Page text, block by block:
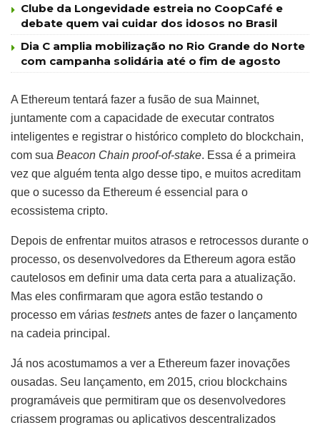
Clube da Longevidade estreia no CoopCafé e
debate quem vai cuidar dos idosos no Brasil
Dia C amplia mobilização no Rio Grande do Norte
com campanha solidária até o fim de agosto
A Ethereum tentará fazer a fusão de sua Mainnet,
juntamente com a capacidade de executar contratos
inteligentes e registrar o histórico completo do blockchain,
com sua Beacon Chain proof-of-stake. Essa é a primeira
vez que alguém tenta algo desse tipo, e muitos acreditam
que o sucesso da Ethereum é essencial para o
ecossistema cripto.
Depois de enfrentar muitos atrasos e retrocessos durante o
processo, os desenvolvedores da Ethereum agora estão
cautelosos em definir uma data certa para a atualização.
Mas eles confirmaram que agora estão testando o
processo em várias testnets antes de fazer o lançamento
na cadeia principal.
Já nos acostumamos a ver a Ethereum fazer inovações
ousadas. Seu lançamento, em 2015, criou blockchains
programáveis que permitiram que os desenvolvedores
criassem programas ou aplicativos descentralizados